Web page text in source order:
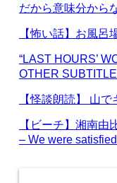
だから意味分から
【怖い話】お風
“LAST HOURS’
OTHER
【怪談朗読】 山
【ビーチ】湘南
– We were